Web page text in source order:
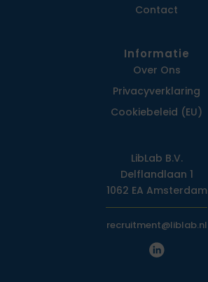
Contact
Informatie
Over Ons
Privacy­verklaring
Cookiebeleid (EU)
LibLab B.V.
Delflandlaan 1
1062 EA Amsterdam
recruitment@liblab.nl